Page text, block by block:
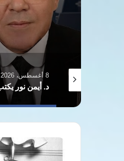
8 أغسطس، 2026
ذاكرة